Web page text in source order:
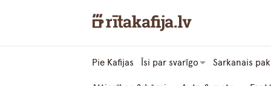
Pie Kafijas Īsi par svarīgo Sarkanais